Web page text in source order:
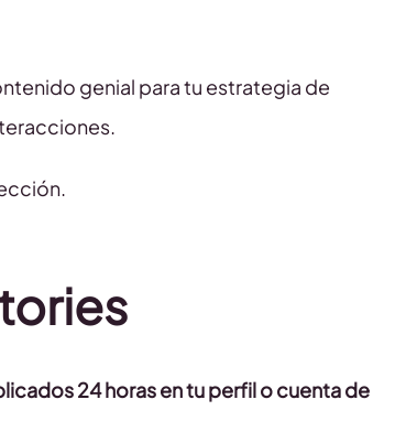
genial para tu estrategia de
24 horas en tu perfil o cuenta de